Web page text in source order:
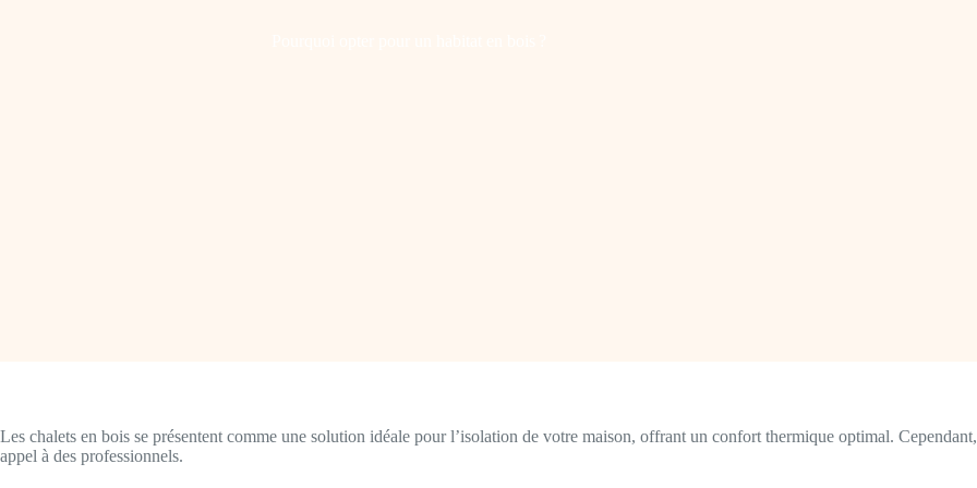
Les chalets en bois se présentent comme une solution idéale pour l’isolation de votre maison, offrant un confort thermique optimal.
appel à des professionnels.